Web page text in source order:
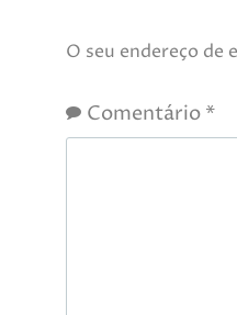
O seu endereço de
Comentário *